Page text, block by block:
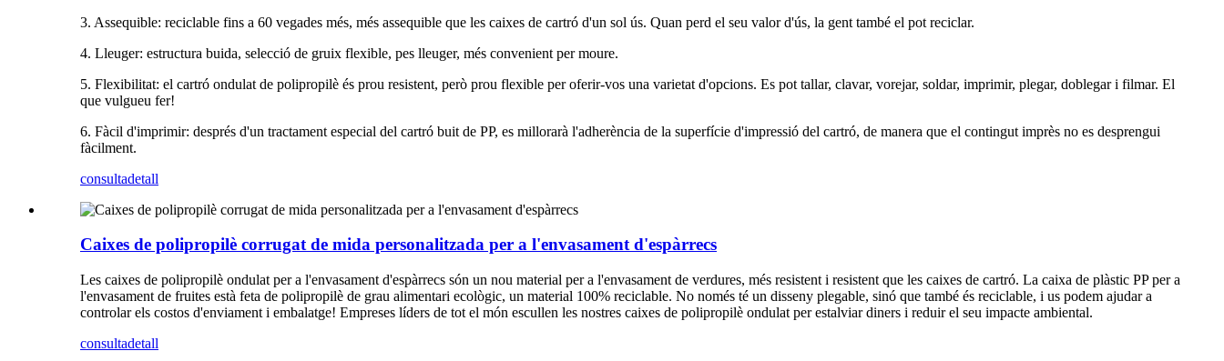
3. Assequible: reciclable fins a 60 vegades més, més assequible que les caixes de cartró d'un sol ús. Quan perd el seu valor d'ús, la gent també el pot reciclar.
4. Lleuger: estructura buida, selecció de gruix flexible, pes lleuger, més convenient per moure.
5. Flexibilitat: el cartró ondulat de polipropilè és prou resistent, però prou flexible per oferir-vos una varietat d'opcions. Es pot tallar, clavar, vorejar, soldar, imprimir, plegar, doblegar i filmar. El
que vulgueu fer!
6. Fàcil d'imprimir: després d'un tractament especial del cartró buit de PP, es millorarà l'adherència de la superfície d'impressió del cartró, de manera que el contingut imprès no es desprengui
fàcilment.
consultadetall
Caixes de polipropilè corrugat de mida personalitzada per a l'envasament d'espàrrecs
Les caixes de polipropilè ondulat per a l'envasament d'espàrrecs són un nou material per a l'envasament de verdures, més resistent i resistent que les caixes de cartró. La caixa de plàstic PP per a
l'envasament de fruites està feta de polipropilè de grau alimentari ecològic, un material 100% reciclable. No només té un disseny plegable, sinó que també és reciclable, i us podem ajudar a
controlar els costos d'enviament i embalatge! Empreses líders de tot el món escullen les nostres caixes de polipropilè ondulat per estalviar diners i reduir el seu impacte ambiental.
consultadetall